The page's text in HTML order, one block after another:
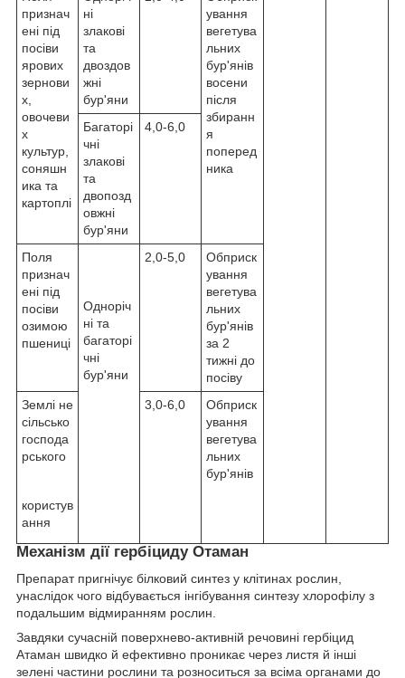
признач
ені під
посіви
ярових
зернови
х,
овочеви
х
культур,
соняшн
ика та
картоплі
ні
злакові
та
двоздов
жні
бур'яни
ування
вегетува
льних
бур'янів
восени
після
збиранн
я
поперед
ника
Багаторі
чні
злакові
та
двопозд
овжні
бур'яни
4,0-6,0
Поля
признач
ені під
посіви
озимою
пшениці
Одноріч
ні та
багаторі
чні
бур'яни
2,0-5,0
Обприск
ування
вегетува
льних
бур'янів
за 2
тижні до
посіву
Землі не
сільсько
господа
рського
користув
ання
3,0-6,0
Обприск
ування
вегетува
льних
бур'янів
Механізм дії гербіциду Отаман
Препарат пригнічує білковий синтез у клітинах рослин,
унаслідок чого відбувається інгібування синтезу хлорофілу з
подальшим відмиранням рослин.
Завдяки сучасній поверхнево-активній речовині гербіцид
Атаман швидко й ефективно проникає через листя й інші
зелені частини рослини та розноситься за всіма органами до